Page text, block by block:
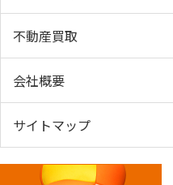
不動産買取
会社概要
サイトマップ